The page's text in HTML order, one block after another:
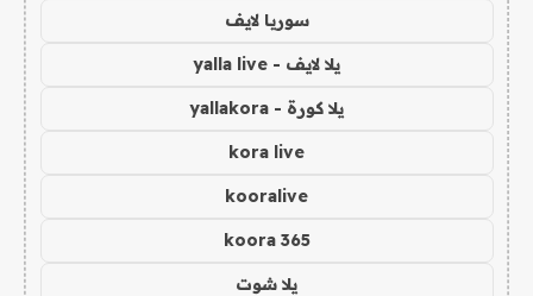
سوريا لايف
يلا لايف - yalla live
يلا كورة - yallakora
kora live
kooralive
koora 365
يلا شوت